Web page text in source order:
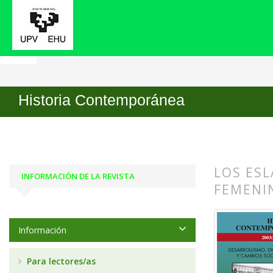
Historia Contemporánea
Inicio Archivos Núm. 26 (2003):
LOS
INFORMACIÓN DE LA REVISTA
Información
Para lectores/as